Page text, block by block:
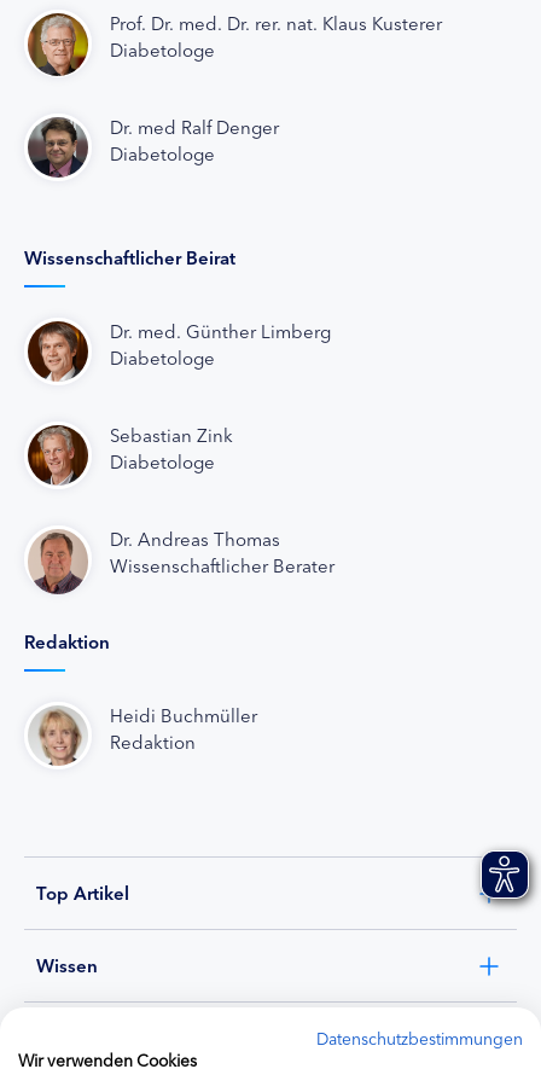
Prof. Dr. med. Dr. rer. nat. Klaus Kusterer
Diabetologe
Dr. med Ralf Denger
Diabetologe
Wissenschaftlicher Beirat
Dr. med. Günther Limberg
Diabetologe
Sebastian Zink
Diabetologe
Dr. Andreas Thomas
Wissenschaftlicher Berater
Redaktion
Heidi Buchmüller
Redaktion
Top Artikel
Wissen
Datenschutzbestimmungen
Wir verwenden Cookies